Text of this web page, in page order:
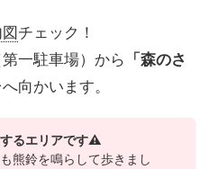
図チェック！
一駐車場）から
「森のさ
向かいます。
るエリアです⚠︎
熊鈴を鳴らして歩きまし